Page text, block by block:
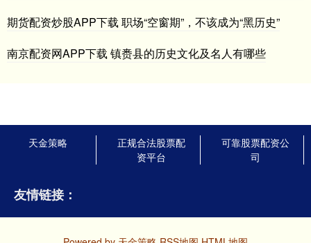
期货配资炒股APP下载 职场“空窗期”，不该成为“黑历史”
南京配资网APP下载 镇赉县的历史文化及名人有哪些
天金策略
正规合法股票配
资平台
可靠股票配资公
司
友情链接：